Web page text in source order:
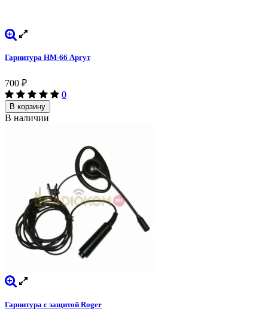
Гарнитура HM-66 Аргут
700 ₽
0
В корзину
В наличии
Гарнитура с защитой Roger